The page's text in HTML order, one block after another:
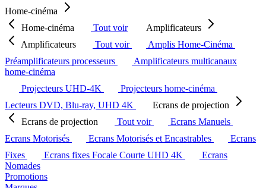
Home-cinéma
Home-cinéma
Tout voir
Amplificateurs
Amplificateurs
Tout voir
Amplis Home-Cinéma
Préamplificateurs processeurs
Amplificateurs multicanaux
home-cinéma
Projecteurs UHD-4K
Projecteurs home-cinéma
Lecteurs DVD, Blu-ray, UHD 4K
Ecrans de projection
Ecrans de projection
Tout voir
Ecrans Manuels
Ecrans Motorisés
Ecrans Motorisés et Encastrables
Ecrans
Fixes
Ecrans fixes Focale Courte UHD 4K
Ecrans
Nomades
Promotions